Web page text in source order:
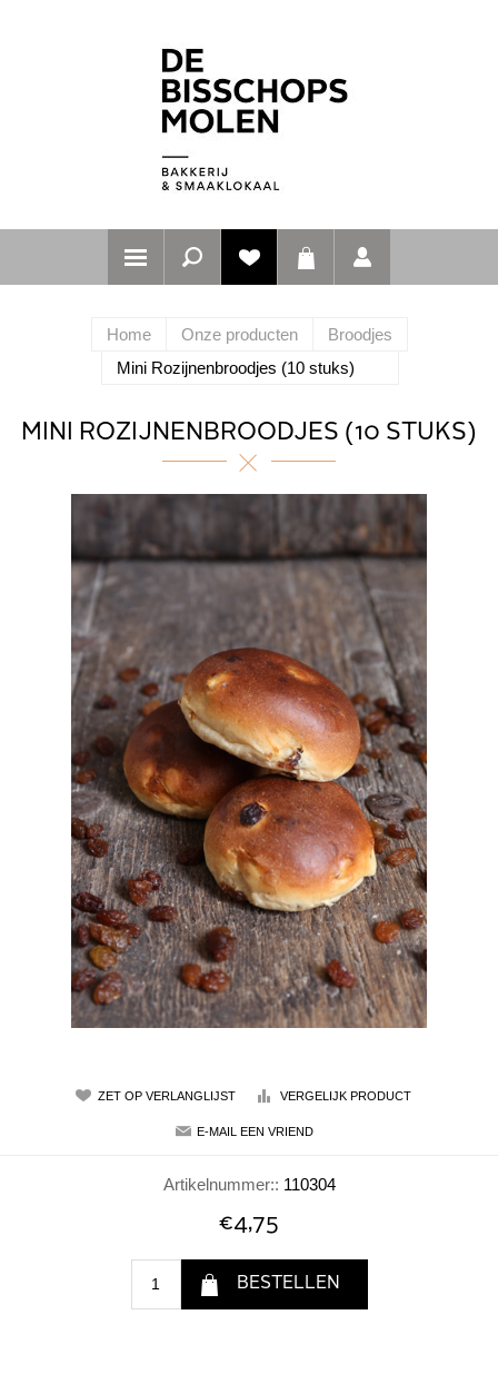
Home Onze producten
Broodjes
Mini Rozijnenbroodjes (10 stuks)
MINI ROZIJNENBROODJES (10 STUKS)
Artikelnummer:: 110304
€4,75